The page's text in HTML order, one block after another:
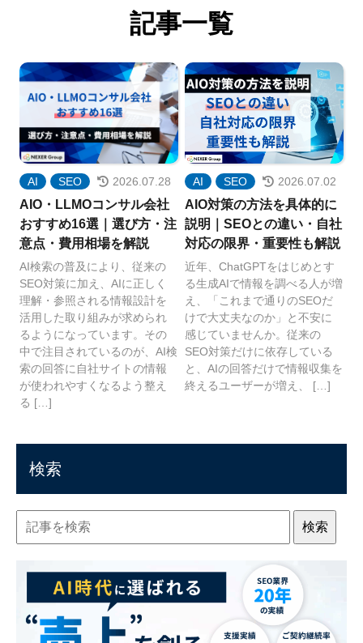
記事一覧
AI SEO 2026.07.28
AIO・LLMOコンサル会社
おすすめ16選｜選び方・注
意点・費用相場を解説
AI検索の普及により、従来の
SEO対策に加え、AIに正しく
理解・参照される情報設計を
活用した取り組みが求められ
るようになっています。その
中で注目されているのが、AI検
索の回答に自社サイトの情報
が使われやすくなるよう整え
る […]
AI SEO 2026.07.02
AIO対策の方法を具体的に
説明｜SEOとの違い・自社
対応の限界・重要性も解説
近年、ChatGPTをはじめとす
る生成AIで情報を調べる人が増
え、「これまで通りのSEOだ
けで大丈夫なのか」と不安に
感じていませんか。従来の
SEO対策だけに依存している
と、AIの回答だけで情報収集を
終えるユーザーが増え、 […]
検索
検索